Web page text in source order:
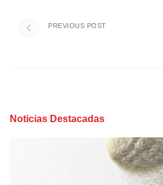
PREVIOUS POST
Noticias Destacadas